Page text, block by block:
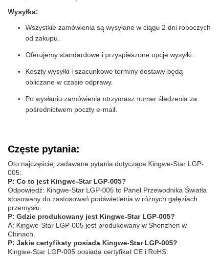
Wysyłka:
Wszystkie zamówienia są wysyłane w ciągu 2 dni roboczych
od zakupu.
Oferujemy standardowe i przyspieszone opcje wysyłki.
Koszty wysyłki i szacunkowe terminy dostawy będą
obliczane w czasie odprawy.
Po wysłaniu zamówienia otrzymasz numer śledzenia za
pośrednictwem poczty e-mail.
Częste pytania:
Oto najczęściej zadawane pytania dotyczące Kingwe-Star LGP-
005:
P: Co to jest Kingwe-Star LGP-005?
Odpowiedź: Kingwe-Star LGP-005 to Panel Przewodnika Światła
stosowany do zastosowań podświetlenia w różnych gałęziach
przemysłu.
P: Gdzie produkowany jest Kingwe-Star LGP-005?
A: Kingwe-Star LGP-005 jest produkowany w Shenzhen w
Chinach.
P: Jakie certyfikaty posiada Kingwe-Star LGP-005?
Kingwe-Star LGP-005 posiada certyfikat CE i RoHS.